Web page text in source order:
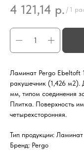
4 121,14 р. / 1
Ламинат Pergo
ракушечник (1,426 м2).
мм, типом соединения
Плитка. Поверхность
четырехсторонняя.
Тип продукции: Ламинат
Бренд: Pergo